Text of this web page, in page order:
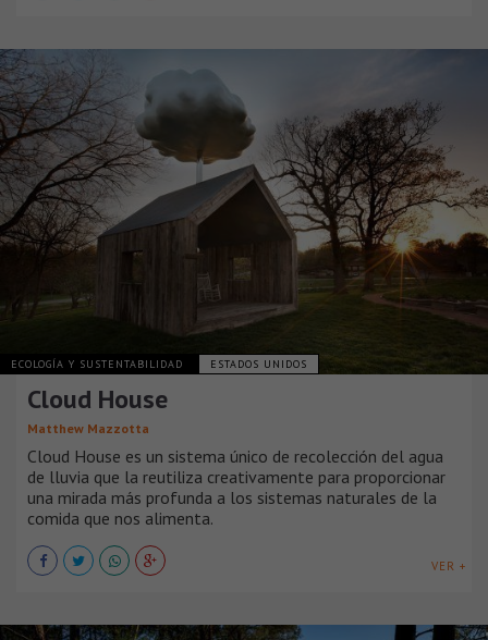
ECOLOGÍA Y SUSTENTABILIDAD ESTADOS UNIDOS
Cloud House
Matthew Mazzotta
Cloud House es un sistema único de recolección del agua
de lluvia que la reutiliza creativamente para proporcionar
una mirada más profunda a los sistemas naturales de la
comida que nos alimenta.
VER +